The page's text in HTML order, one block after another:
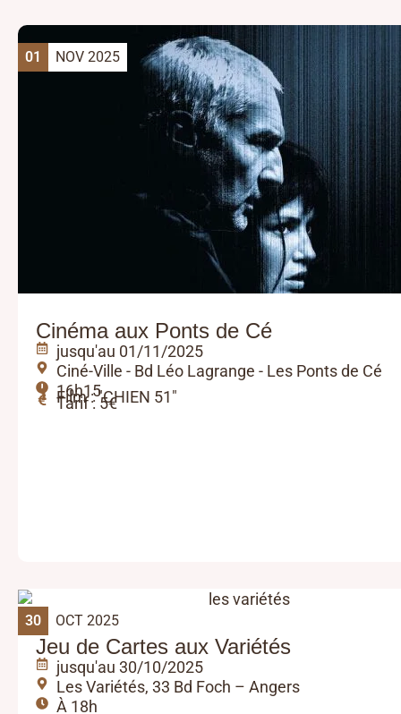
01 NOV 2025
Cinéma aux Ponts de Cé
jusqu'au 01/11/2025
Ciné-Ville - Bd Léo Lagrange - Les Ponts de Cé
16h15
Film : "CHIEN 51"
Tarif : 5€
30 OCT 2025
Jeu de Cartes aux Variétés
jusqu'au 30/10/2025
Les Variétés, 33 Bd Foch – Angers
À 18h